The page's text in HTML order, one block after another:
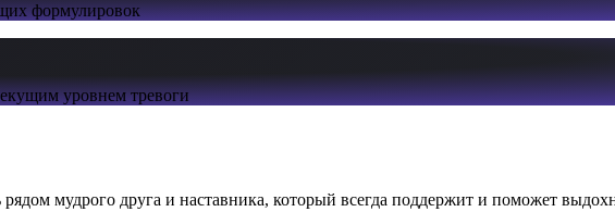
формулировок
уровнем тревоги
мудрого друга и наставника, который всегда поддержит и поможет